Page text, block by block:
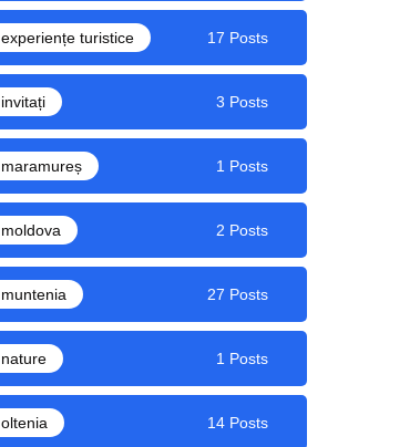
experiențe turistice 17 Posts
invitați 3 Posts
maramureș 1 Posts
moldova 2 Posts
muntenia 27 Posts
nature 1 Posts
oltenia 14 Posts